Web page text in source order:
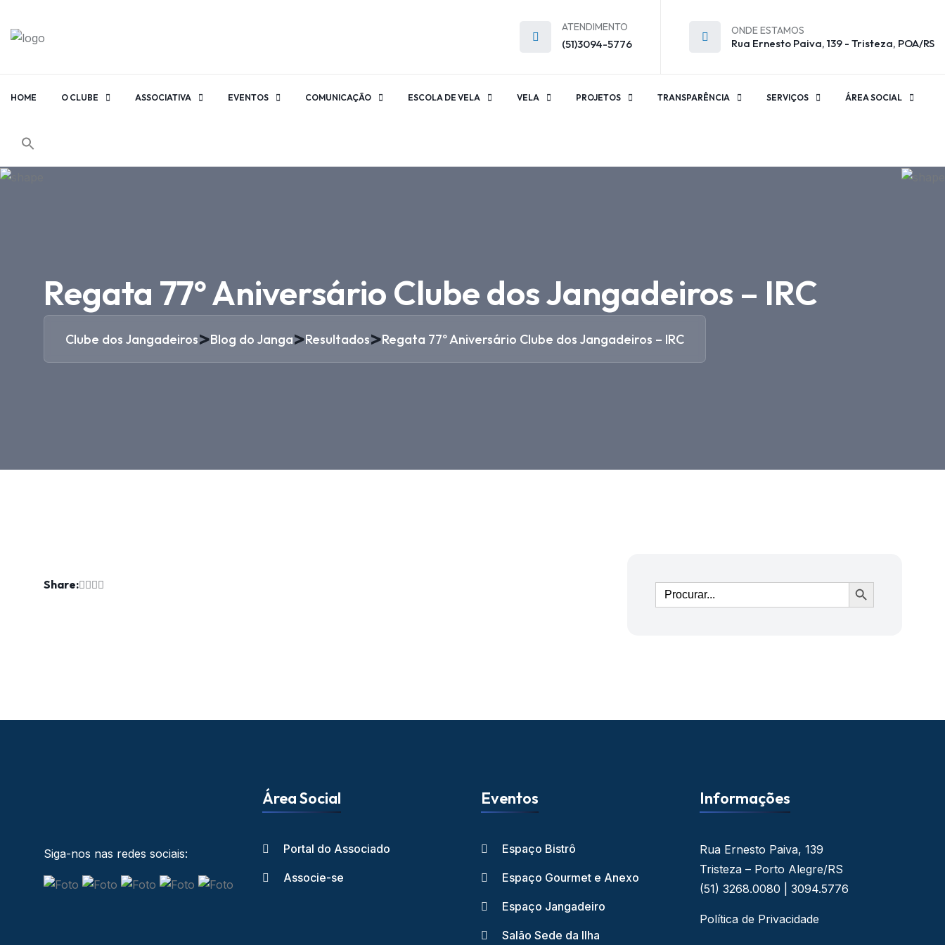
ATENDIMENTO
(51)3094-5776
ONDE ESTAMOS
Rua Ernesto Paiva, 139 - Tristeza, POA/RS
HOME O CLUBE ASSOCIATIVA EVENTOS COMUNICAÇÃO ESCOLA DE VELA VELA PROJETOS TRANSPARÊNCIA SERVIÇOS ÁREA SOCIAL
Regata 77º Aniversário Clube dos Jangadeiros – IRC
Clube dos Jangadeiros>Blog do Janga>Resultados>Regata 77º Aniversário Clube dos Jangadeiros – IRC
Share: Ir
Siga-nos nas redes sociais:
Área Social
Portal do Associado
Associe-se
Eventos
Espaço Bistrô
Espaço Gourmet e Anexo
Espaço Jangadeiro
Salão Sede da Ilha
Informações
Rua Ernesto Paiva, 139
Tristeza – Porto Alegre/RS
(51) 3268.0080 | 3094.5776
Política de Privacidade